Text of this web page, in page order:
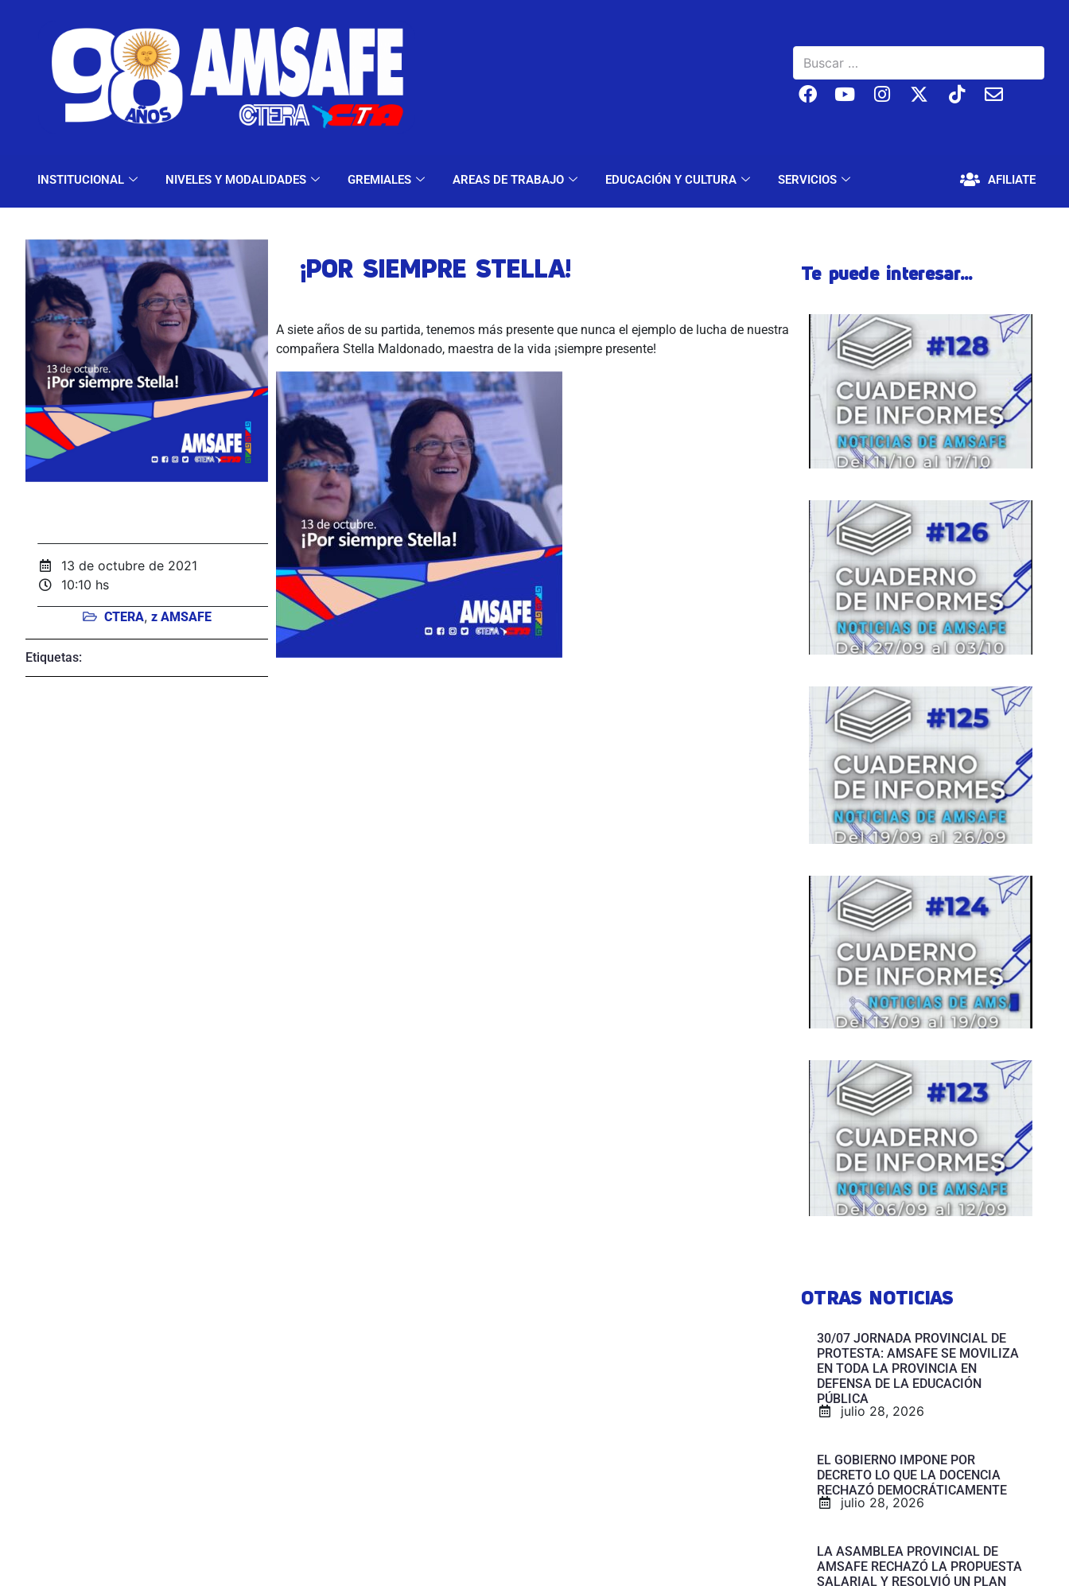
INSTITUCIONAL NIVELES Y MODALIDADES GREMIALES AREAS DE TRABAJO EDUCACIÓN Y CULTURA SERVICIOS AFILIATE
INSTITUCIONAL NIVELES Y MODALIDADES GREMIALES AREAS DE TRABAJO EDUCACIÓN Y CULTURA SERVICIOS
13 de octubre de 2021
10:10 hs
CTERA, z AMSAFE
Etiquetas:
¡POR SIEMPRE STELLA!
A siete años de su partida, tenemos más presente que nunca el ejemplo de lucha de nuestra
compañera Stella Maldonado, maestra de la vida ¡siempre presente!
Te puede interesar...
OTRAS NOTICIAS
30/07 JORNADA PROVINCIAL DE
PROTESTA: AMSAFE SE MOVILIZA
EN TODA LA PROVINCIA EN
DEFENSA DE LA EDUCACIÓN
PÚBLICA
julio 28, 2026
EL GOBIERNO IMPONE POR
DECRETO LO QUE LA DOCENCIA
RECHAZÓ DEMOCRÁTICAMENTE
julio 28, 2026
LA ASAMBLEA PROVINCIAL DE
AMSAFE RECHAZÓ LA PROPUESTA
SALARIAL Y RESOLVIÓ UN PLAN